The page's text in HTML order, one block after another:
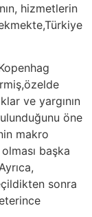
hizmetlerin
ve yargının
öne
makro
başka
sonra